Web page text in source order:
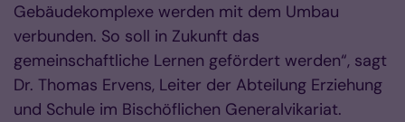
Gebäudekomplexe werden mit dem Umbau
verbunden. So soll in Zukunft das
gemeinschaftliche Lernen gefördert werden“, sagt
Dr. Thomas Ervens, Leiter der Abteilung Erziehung
und Schule im Bischöflichen Generalvikariat.